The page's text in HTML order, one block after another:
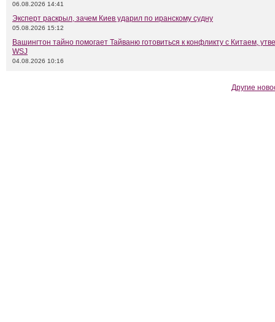
06.08.2026 14:41
Эксперт раскрыл, зачем Киев ударил по иранскому судну
05.08.2026 15:12
Вашингтон тайно помогает Тайваню готовиться к конфликту с Китаем,
WSJ
04.08.2026 10:16
Другие